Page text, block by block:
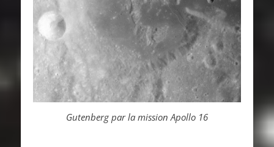
Gutenberg par la mission Apollo 16